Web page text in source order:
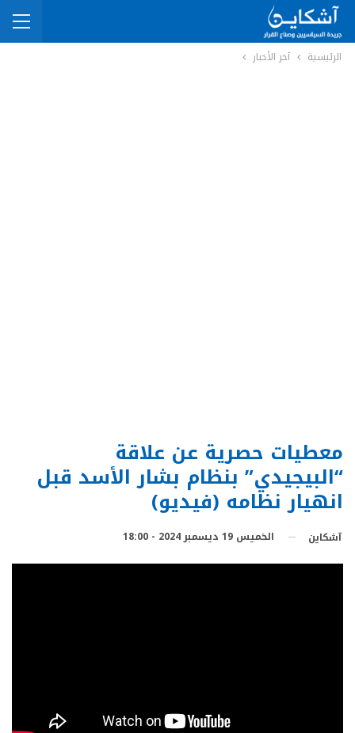
الرئيسية آخر الأخبار
معطيات حصرية عن علاقة
“البيجيدي” بنظام بشار الأسد قبل
انهيار نظامه (فيديو)
آشكاين الخميس 19 ديسمبر 2024 - 18:00